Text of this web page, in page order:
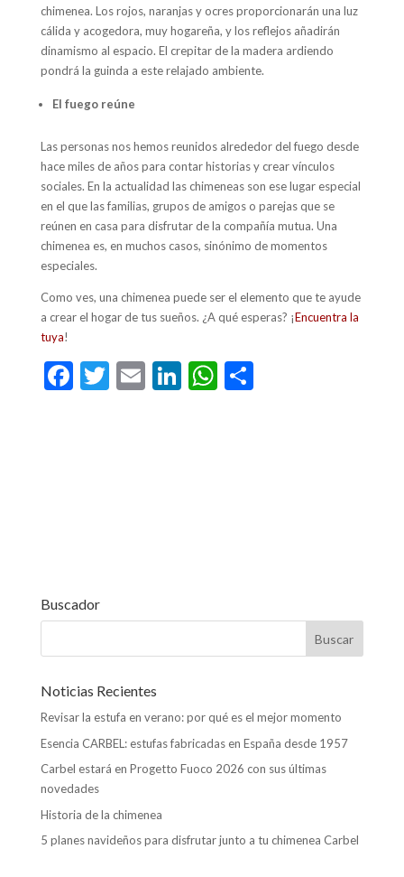
chimenea. Los rojos, naranjas y ocres proporcionarán una luz
cálida y acogedora, muy hogareña, y los reflejos añadirán
dinamismo al espacio. El crepitar de la madera ardiendo
pondrá la guinda a este relajado ambiente.
El fuego reúne
Las personas nos hemos reunidos alrededor del fuego desde
hace miles de años para contar historias y crear vínculos
sociales. En la actualidad las chimeneas son ese lugar especial
en el que las familias, grupos de amigos o parejas que se
reúnen en casa para disfrutar de la compañía mutua. Una
chimenea es, en muchos casos, sinónimo de momentos
especiales.
Como ves, una chimenea puede ser el elemento que te ayude
a crear el hogar de tus sueños. ¿A qué esperas? ¡Encuentra la
tuya!
F T E Li WC
Buscador
Noticias Recientes
Revisar la estufa en verano: por qué es el mejor momento
Esencia CARBEL: estufas fabricadas en España desde 1957
Carbel estará en Progetto Fuoco 2026 con sus últimas
novedades
Historia de la chimenea
5 planes navideños para disfrutar junto a tu chimenea Carbel